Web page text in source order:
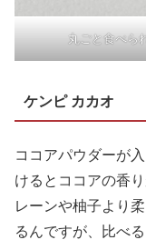
丸ごと食べら
ケンピ カカオ
ココアパウダーが
けるとココアの香
レーンや柚子より
るんですが、比べ